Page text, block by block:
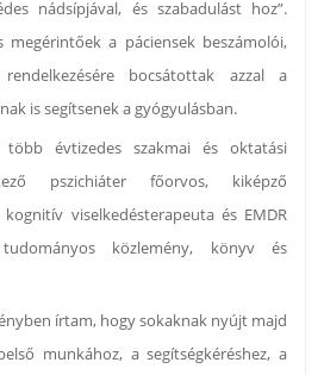
nádsípjával, és szabadulást hoz”.
megérintőek a páciensek beszámolói,
bocsátottak azzal a
is segítsenek a gyógyulásban.
évtizedes szakmai és oktatási
pszichiáter főorvos, kiképző
kognitív viselkedésterapeuta és EMDR
közlemény, könyv és
írtam, hogy sokaknak nyújt majd
munkához, a segítségkéréshez, a